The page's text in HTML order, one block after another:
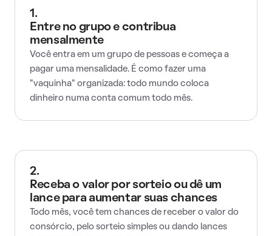
1.
Entre no grupo e contribua
mensalmente
Você entra em um grupo de pessoas e começa a
pagar uma mensalidade. É como fazer uma
"vaquinha" organizada: todo mundo coloca
dinheiro numa conta comum todo mês.
2.
Receba o valor por sorteio ou dê um
lance para aumentar suas chances
Todo mês, você tem chances de receber o valor do
consórcio, pelo sorteio simples ou dando lances